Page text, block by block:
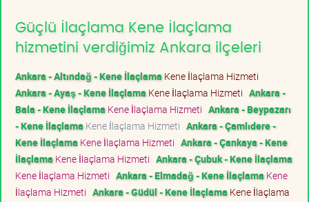
Güçlü İlaçlama Kene İlaçlama
hizmetini verdiğimiz Ankara ilçeleri
Ankara - Altındağ - Kene İlaçlama Kene İlaçlama Hizmeti
Ankara - Ayaş - Kene İlaçlama Kene İlaçlama Hizmeti Ankara -
Bala - Kene İlaçlama Kene İlaçlama Hizmeti Ankara - Beypazarı
- Kene İlaçlama Kene İlaçlama Hizmeti Ankara - Çamlıdere -
Kene İlaçlama Kene İlaçlama Hizmeti Ankara - Çankaya - Kene
İlaçlama Kene İlaçlama Hizmeti Ankara - Çubuk - Kene İlaçlama
Kene İlaçlama Hizmeti Ankara - Elmadağ - Kene İlaçlama Kene
İlaçlama Hizmeti Ankara - Güdül - Kene İlaçlama Kene İlaçlama